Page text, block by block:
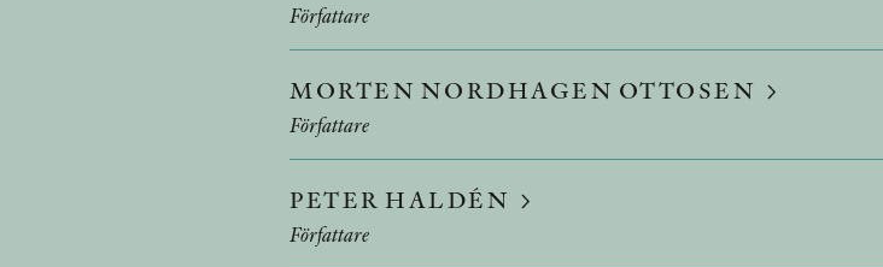
Författare
MORTEN NORDHAGEN OTTOSEN
Författare
PETER HALDÉN
Författare